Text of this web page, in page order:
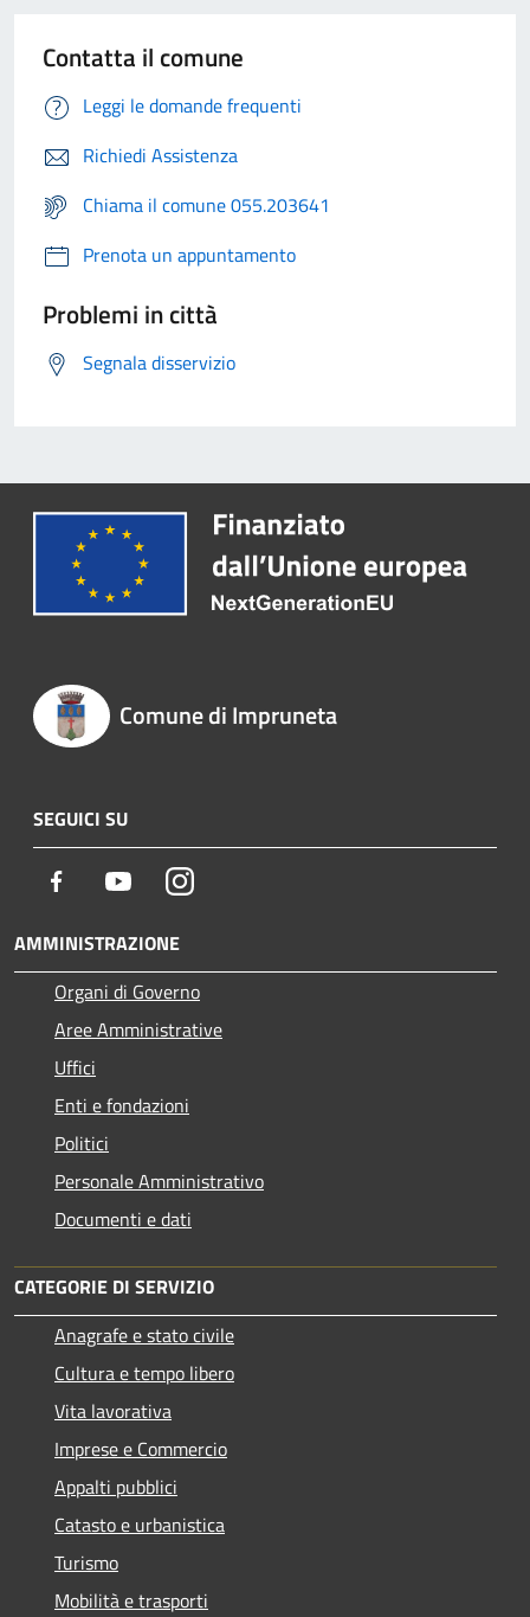
Contatta il comune
Leggi le domande frequenti
Richiedi Assistenza
Chiama il comune 055.203641
Prenota un appuntamento
Problemi in città
Segnala disservizio
Comune di Impruneta
SEGUICI SU
Facebook YoutubeInstagram
AMMINISTRAZIONE
Organi di Governo
Aree Amministrative
Uffici
Enti e fondazioni
Politici
Personale Amministrativo
Documenti e dati
CATEGORIE DI SERVIZIO
Anagrafe e stato civile
Cultura e tempo libero
Vita lavorativa
Imprese e Commercio
Appalti pubblici
Catasto e urbanistica
Turismo
Mobilità e trasporti